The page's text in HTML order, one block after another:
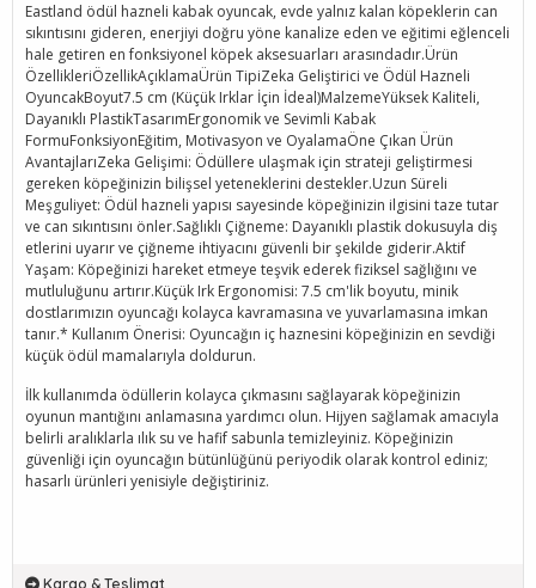
Eastland ödül hazneli kabak oyuncak, evde yalnız kalan köpeklerin can
sıkıntısını gideren, enerjiyi doğru yöne kanalize eden ve eğitimi eğlenceli
hale getiren en fonksiyonel köpek aksesuarları arasındadır.Ürün
ÖzellikleriÖzellikAçıklamaÜrün TipiZeka Geliştirici ve Ödül Hazneli
OyuncakBoyut7.5 cm (Küçük Irklar İçin İdeal)MalzemeYüksek Kaliteli,
Dayanıklı PlastikTasarımErgonomik ve Sevimli Kabak
FormuFonksiyonEğitim, Motivasyon ve OyalamaÖne Çıkan Ürün
AvantajlarıZeka Gelişimi: Ödüllere ulaşmak için strateji geliştirmesi
gereken köpeğinizin bilişsel yeteneklerini destekler.Uzun Süreli
Meşguliyet: Ödül hazneli yapısı sayesinde köpeğinizin ilgisini taze tutar
ve can sıkıntısını önler.Sağlıklı Çiğneme: Dayanıklı plastik dokusuyla diş
etlerini uyarır ve çiğneme ihtiyacını güvenli bir şekilde giderir.Aktif
Yaşam: Köpeğinizi hareket etmeye teşvik ederek fiziksel sağlığını ve
mutluluğunu artırır.Küçük Irk Ergonomisi: 7.5 cm'lik boyutu, minik
dostlarımızın oyuncağı kolayca kavramasına ve yuvarlamasına imkan
tanır.* Kullanım Önerisi: Oyuncağın iç haznesini köpeğinizin en sevdiği
küçük ödül mamalarıyla doldurun.
İlk kullanımda ödüllerin kolayca çıkmasını sağlayarak köpeğinizin
oyunun mantığını anlamasına yardımcı olun. Hijyen sağlamak amacıyla
belirli aralıklarla ılık su ve hafif sabunla temizleyiniz. Köpeğinizin
güvenliği için oyuncağın bütünlüğünü periyodik olarak kontrol ediniz;
hasarlı ürünleri yenisiyle değiştiriniz.
Kargo & Teslimat